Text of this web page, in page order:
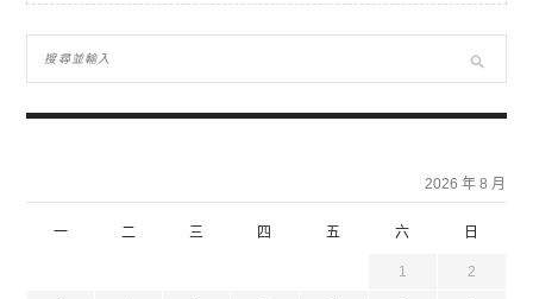
2026 年 8 月
一 二 三 四 五 六 日
1 2